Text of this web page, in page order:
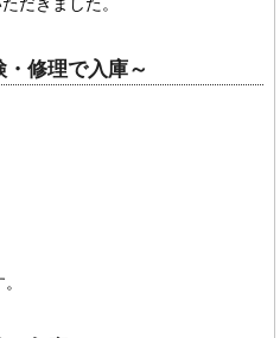
修理で入庫～